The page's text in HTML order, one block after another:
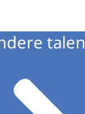
talen